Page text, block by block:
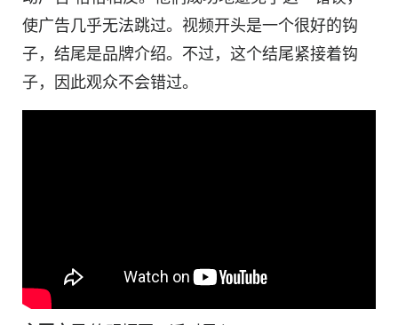
使广告几乎无法跳过。 视频开头是一个很好的钩
子，结尾是品牌介绍。不过，这个结尾紧接着钩
子，因此观众不会错过。